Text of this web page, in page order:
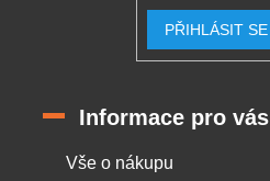
PŘIHLÁSIT SE
Informace pro vás
Vše o nákupu